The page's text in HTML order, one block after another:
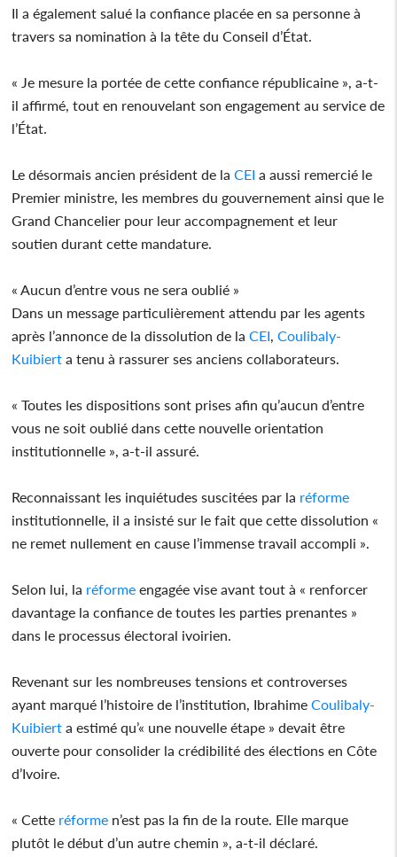
Il a également salué la confiance placée en sa personne à
travers sa nomination à la tête du Conseil d’État.
« Je mesure la portée de cette confiance républicaine », a-t-
il affirmé, tout en renouvelant son engagement au service de
l’État.
Le désormais ancien président de laCEI a aussi remercié le
Premier ministre, les membres du gouvernement ainsi que le
Grand Chancelier pour leur accompagnement et leur
soutien durant cette mandature.
« Aucun d’entre vous ne sera oublié »
Dans un message particulièrement attendu par les agents
après l’annonce de la dissolution de laCEI Coulibaly-
Kuibiert a tenu à rassurer ses anciens collaborateurs.
« Toutes les dispositions sont prises afin qu’aucun d’entre
vous ne soit oublié dans cette nouvelle orientation
institutionnelle », a-t-il assuré.
Reconnaissant les inquiétudes suscitées par la réforme
institutionnelle, il a insisté sur le fait que cette dissolution «
ne remet nullement en cause l’immense travail accompli ».
Selon lui, la réforme engagée vise avant tout à « renforcer
davantage la confiance de toutes les parties prenantes »
dans le processus électoral ivoirien.
Revenant sur les nombreuses tensions et controverses
ayant marqué l’histoire de l’institution, Ibrahime Coulibaly-
Kuibiert a estimé qu’« une nouvelle étape » devait être
ouverte pour consolider la crédibilité des élections en Côte
d’Ivoire.
« Cette réforme n’est pas la fin de la route. Elle marque
plutôt le début d’un autre chemin », a-t-il déclaré.